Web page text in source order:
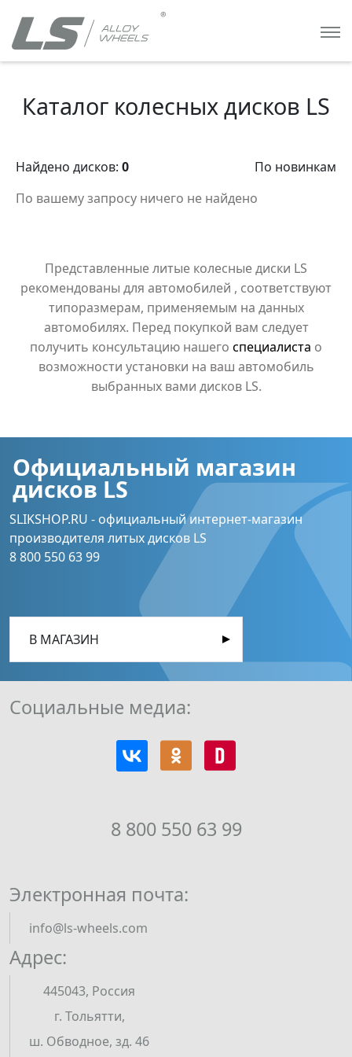
Каталог колесных дисков LS
Найдено дисков: 0
По новинкам
По вашему запросу ничего не найдено
Представленные литые колесные диски LS
рекомендованы для автомобилей , соответствуют
типоразмерам, применяемым на данных
автомобилях. Перед покупкой вам следует
получить консультацию нашего специалиста о
возможности установки на ваш автомобиль
выбранных вами дисков LS.
Официальный магазин
дисков LS
SLIKSHOP.RU - официальный интернет-магазин
производителя литых дисков LS
8 800 550 63 99
В МАГАЗИН
Адрес:
445043, Россия
г. Тольятти,
ш. Обводное, зд. 46
8 800 550 63 99
Электронная почта:
info@ls-wheels.com
Социальные медиа: